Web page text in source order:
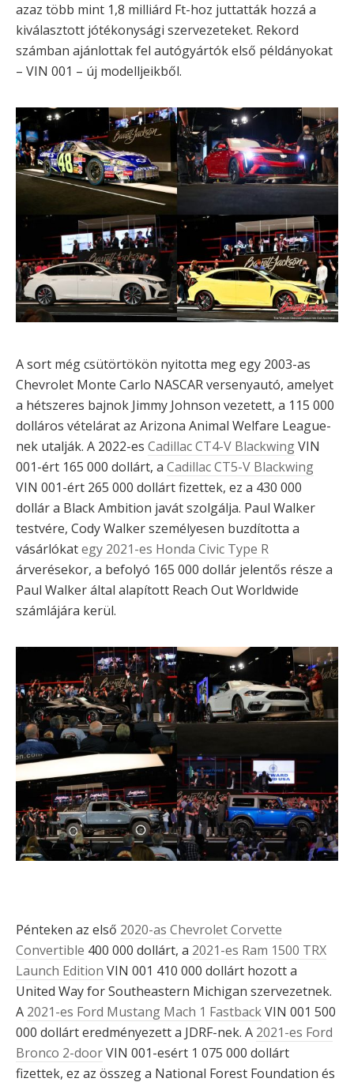
azaz több mint 1,8 milliárd Ft-hoz juttatták hozzá a
kiválasztott jótékonysági szervezeteket. Rekord
számban ajánlottak fel autógyártók első példányokat
– VIN 001 – új modelljeikből.
A sort még csütörtökön nyitotta meg egy 2003-as
Chevrolet Monte Carlo NASCAR versenyautó, amelyet
a hétszeres bajnok Jimmy Johnson vezetett, a 115 000
dolláros vételárat az Arizona Animal Welfare League-
nek utalják. A 2022-es Cadillac CT4-V BlackwingVIN
001-ért 165 000 dollárt, a Cadillac CT5-V Blackwing
VIN 001-ért 265 000 dollárt fizettek, ez a 430 000
dollár a Black Ambition javát szolgálja. Paul Walker
testvére, Cody Walker személyesen buzdította a
vásárlókategy 2021-es Honda Civic Type R
árverésekor, a befolyó 165 000 dollár jelentős része a
Paul Walker által alapított Reach Out Worldwide
számlájára kerül.
Pénteken az első 2020-as Chevrolet Corvette
Convertible 400 000 dollárt, a 2021-es Ram 1500 TRX
Launch Edition VIN 001 410 000 dollárt hozott a
United Way for Southeastern Michigan szervezetnek.
A 2021-es Ford Mustang Mach 1 FastbackVIN 001 500
000 dollárt eredményezett a JDRF-nek. A 2021-es Ford
Bronco 2-doorVIN 001-esért 1 075 000 dollárt
fizettek, ez az összeg a National Forest Foundation és